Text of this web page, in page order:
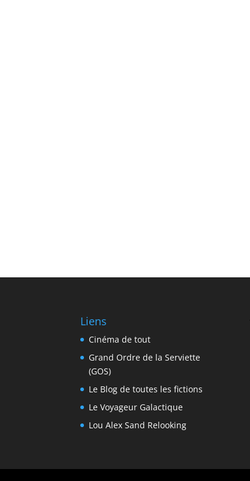
Liens
Cinéma de tout
Grand Ordre de la Serviette
(GOS)
Le Blog de toutes les fictions
Le Voyageur Galactique
Lou Alex Sand Relooking